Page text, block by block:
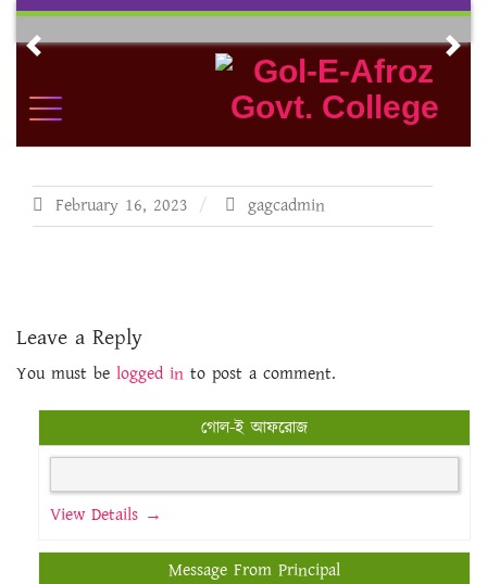
Skip
contentPrevious
February 16, 2023 gagcadmin
Leave a Reply
You must be logged in to post a comment.
গোল-ই আফরোজ
View Details →
Message From Principal